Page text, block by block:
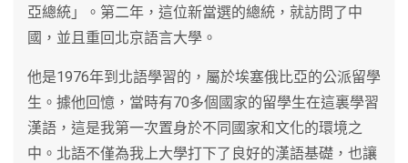
亞總統」。第二年，這位新當選的總統，就訪問了中
國，並且重回北京語言大學。
他是1976年到北語學習的，屬於埃塞俄比亞的公派留學
生。據他回憶，當時有70多個國家的留學生在這裏學習
漢語，這是我第一次置身於不同國家和文化的環境之
中。北語不僅為我上大學打下了良好的漢語基礎，也讓